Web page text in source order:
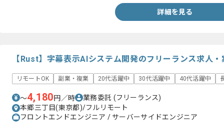
詳細を見る
【Rust】字幕表示AIシステム開発のフリーランス求人・
リモートOK 副業・複業 20代活躍中 30代活躍中 40代活躍中
〜4,180円／時 業務委託 (フリーランス)
本郷三丁目(東京都)/フルリモート
フロントエンドエンジニア / サーバーサイドエンジニア